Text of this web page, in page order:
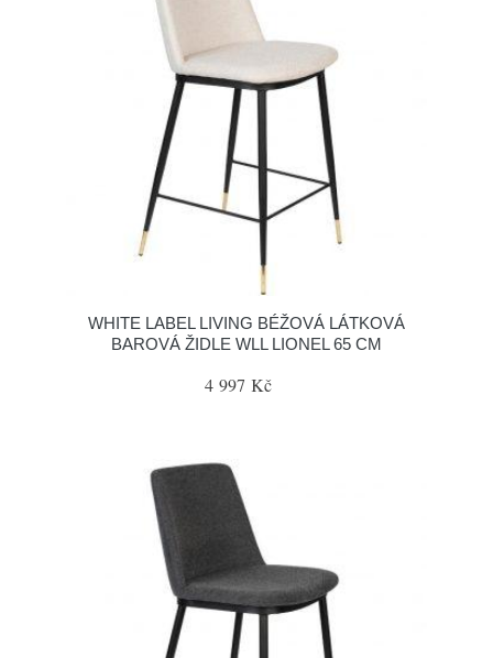
WHITE LABEL LIVING BÉŽOVÁ LÁTKOVÁ
BAROVÁ ŽIDLE WLL LIONEL 65 CM
4 997 Kč